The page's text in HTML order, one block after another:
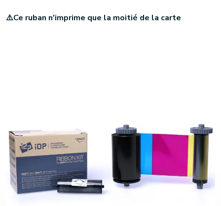
⚠️Ce ruban n'imprime que la moitié de la carte